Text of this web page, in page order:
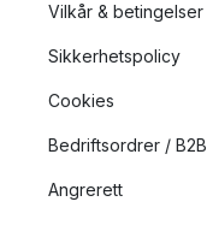
Vilkår & betingelser
Sikkerhetspolicy
Cookies
Bedriftsordrer / B2B
Angrerett